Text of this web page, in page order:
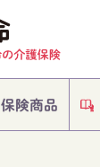
保険商品